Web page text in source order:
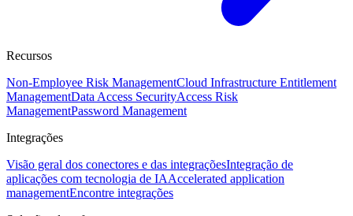
Recursos
Non-Employee Risk ManagementCloud Infrastructure Entitlement
ManagementData Access SecurityAccess Risk
ManagementPassword Management
Integrações
Visão geral dos conectores e das integraçõesIntegração de
aplicações com tecnologia de IAAccelerated application
managementEncontre integrações